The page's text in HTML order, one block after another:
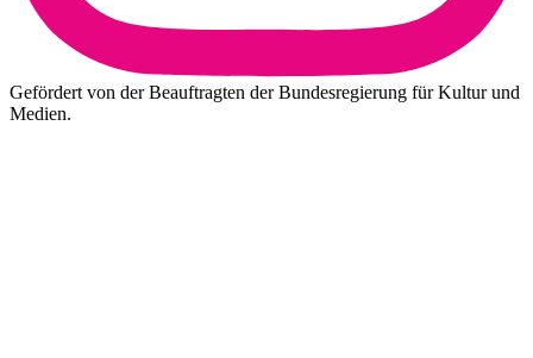
Gefördert von der Beauftragten der Bundesregierung für Kultur und
Medien.